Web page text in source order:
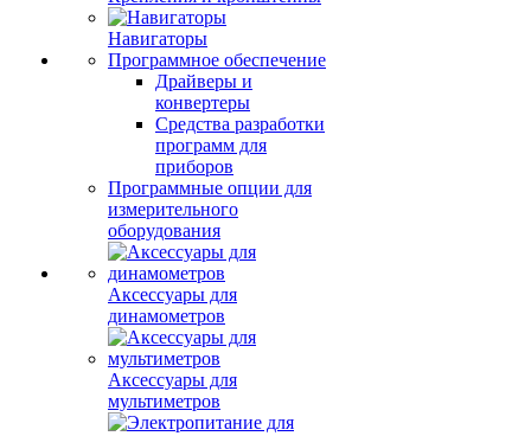
Навигаторы
Программное обеспечение
Драйверы и
конвертеры
Средства разработки
программ для
приборов
Программные опции для
измерительного
оборудования
Аксессуары для
динамометров
Аксессуары для
мультиметров